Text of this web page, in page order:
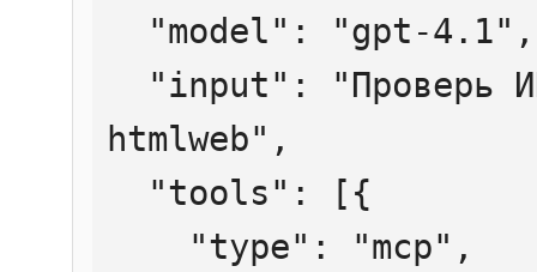
htmlweb",